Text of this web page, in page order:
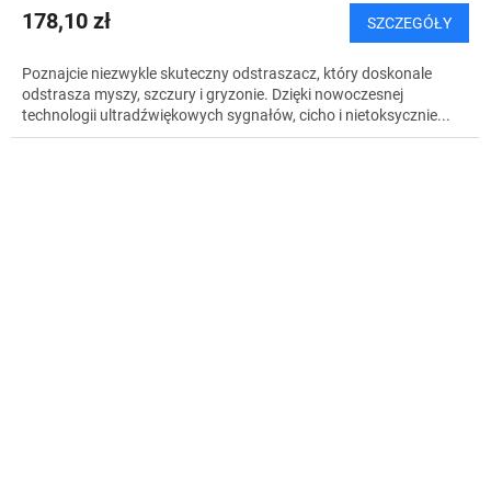
178,10 zł SZCZEGÓŁY
Poznajcie niezwykle skuteczny odstraszacz, który doskonale
odstrasza myszy, szczury i gryzonie. Dzięki nowoczesnej
technologii ultradźwiękowych sygnałów, cicho i nietoksycznie...